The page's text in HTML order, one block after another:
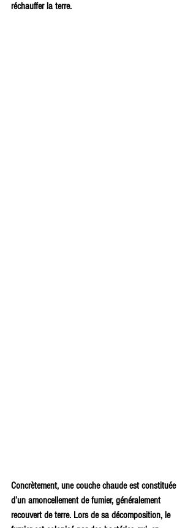
réchauffer la terre.
Concrètement, une couche chaude est constituée
d’un amoncellement de fumier, généralement
recouvert de terre. Lors de sa décomposition, le